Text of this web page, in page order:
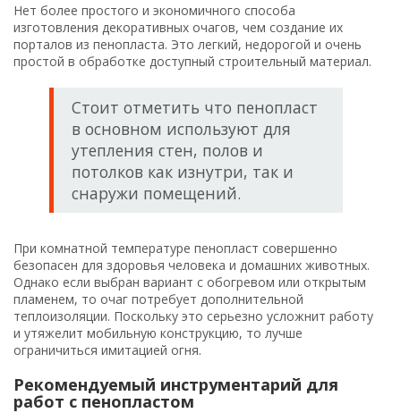
Нет более простого и экономичного способа
изготовления декоративных очагов, чем создание их
порталов из пенопласта. Это легкий, недорогой и очень
простой в обработке доступный строительный материал.
Стоит отметить что пенопласт
в основном используют для
утепления стен, полов и
потолков как изнутри, так и
снаружи помещений.
При комнатной температуре пенопласт совершенно
безопасен для здоровья человека и домашних животных.
Однако если выбран вариант с обогревом или открытым
пламенем, то очаг потребует дополнительной
теплоизоляции. Поскольку это серьезно усложнит работу
и утяжелит мобильную конструкцию, то лучше
ограничиться имитацией огня.
Рекомендуемый инструментарий для
работ с пенопластом